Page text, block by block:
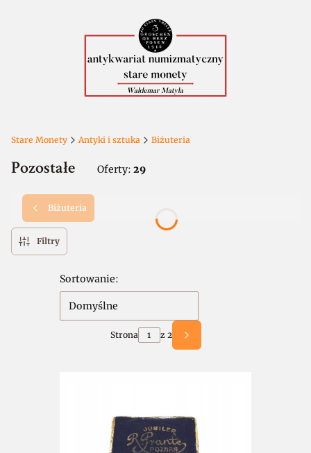
Stare Monety Antyki i sztuka Biżuteria
Pozostałe Oferty: 29
Biżuteria
Filtry
Lista produktów
Sortowanie:
Domyślne
Strona z 2 Następne produkty